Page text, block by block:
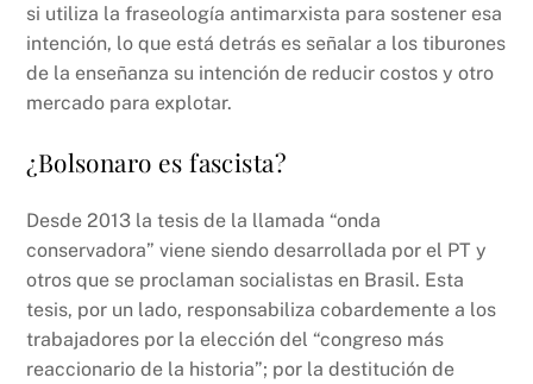
si utiliza la fraseología antimarxista para sostener esa
intención, lo que está detrás es señalar a los tiburones
de la enseñanza su intención de reducir costos y otro
mercado para explotar.
¿Bolsonaro es fascista?
Desde 2013 la tesis de la llamada “onda
conservadora” viene siendo desarrollada por el PT y
otros que se proclaman socialistas en Brasil. Esta
tesis, por un lado, responsabiliza cobardemente a los
trabajadores por la elección del “congreso más
reaccionario de la historia”; por la destitución de